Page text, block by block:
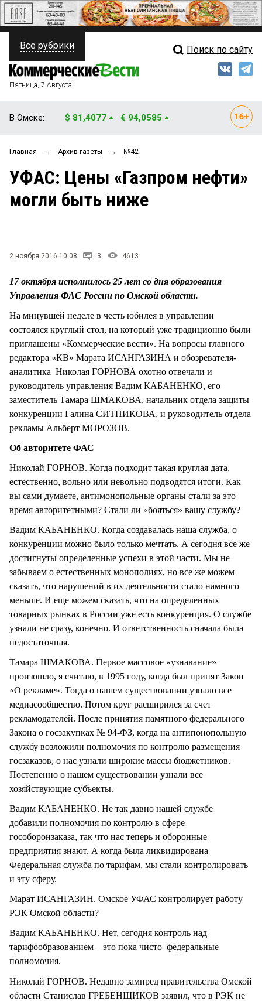
ПОЛИТИКА
ФИНАНСЫ
ОБЩЕСТВО
ЗАКОН
СТИЛЬ ЖИЗНИ
Свежий выпуск
Рейтинги
Все рубрики Поиск по сайту
Пятница, 7 Августа
В Омске: $ 81,4077 € 94,0585
Главная → Архив газеты → №42
УФАС: Цены «Газпром нефти»
могли быть ниже
2 ноября 2016 10:08 3 4613
17 октября исполнилось 25 лет со дня образования
Управления ФАС России по Омской области.
На минувшей неделе в честь юбилея в управлении
состоялся круглый стол, на который уже традиционно были
приглашены «Коммерческие вести». На вопросы главного
редактора «КВ» Марата ИСАНГАЗИНА и обозревателя-
аналитика Николая ГОРНОВА охотно отвечали и
руководитель управления Вадим КАБАНЕНКО, его
заместитель Тамара ШМАКОВА, начальник отдела защиты
конкуренции Галина СИТНИКОВА, и руководитель отдела
рекламы Альберт МОРОЗОВ.
Об авторитете ФАС
Николай ГОРНОВ. Когда подходит такая круглая дата,
естественно, вольно или невольно подводятся итоги. Как
вы сами думаете, антимонопольные органы стали за это
время авторитетными? Стали ли «бояться» вашу службу?
Вадим КАБАНЕНКО. Когда создавалась наша служба, о
конкуренции можно было только мечтать. А сегодня все же
достигнуты определенные успехи в этой части. Мы не
забываем о естественных монополиях, но все же можем
сказать, что нарушений в их деятельности стало намного
меньше. И еще можем сказать, что на определенных
товарных рынках в России уже есть конкуренция. О службе
узнали не сразу, конечно. И ответственность сначала была
недостаточная.
Тамара ШМАКОВА. Первое массовое «узнавание»
произошло, я считаю, в 1995 году, когда был принят Закон
«О рекламе». Тогда о нашем существовании узнало все
медиасообщество. Потом круг расширился за счет
рекламодателей. После принятия памятного федерального
Закона о госзакупках № 94-ФЗ, когда на антипонопольную
службу возложили полномочия по контролю размещения
госзаказов, о нас узнали широкие массы бюджетников.
Постепенно о нашем существовании узнали все
хозяйствующие субъекты.
Вадим КАБАНЕНКО. Не так давно нашей службе
добавили полномочия по контролю в сфере
гособоронзаказа, так что нас теперь и оборонные
предприятия знают. А когда была ликвидирована
Федеральная служба по тарифам, мы стали контролировать
и эту сферу.
Марат ИСАНГАЗИН. Омское УФАС контролирует работу
РЭК Омской области?
Вадим КАБАНЕНКО. Нет, сегодня контроль над
тарифообразованием – это пока чисто федеральные
полномочия.
Николай ГОРНОВ. Недавно зампред правительства Омской
области Станислав ГРЕБЕНЩИКОВ заявил, что в РЭК не